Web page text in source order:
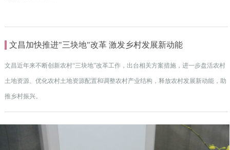
文昌加快推进"三块地"改革 激发乡村发展新动能
文昌近年来不断创新农村“三块地”改革工作，出台相关方案措施，进一步盘活农村
土地资源、优化农村土地资源配置和调整农村产业结构，释放农村发展新动能，助
推乡村振兴。